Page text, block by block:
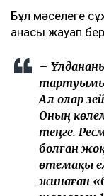
ретінде
сәуір
Сөйтіп,
жүргенім
арқасы.
Әділет.
Ол қазіргі
нақты жауап
қуанатынын
Әлеуметтік